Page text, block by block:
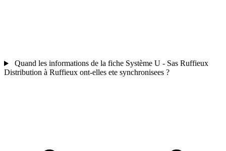
Quand les informations de la fiche Système U - Sas Ruffieux
Distribution à Ruffieux ont-elles ete synchronisees ?